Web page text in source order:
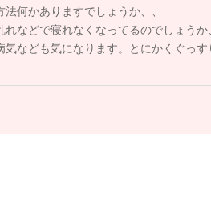
何かありますでしょうか、、
れなどで寝れなくなってるのでしょう
気なども気になります。とにかくぐっす